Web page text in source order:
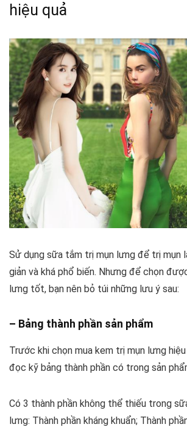
hiệu quả
Sử dụng sữa tắm trị mụn lưng để trị mụn
giản và khá phổ biến. Nhưng để chọn
lưng tốt, bạn nên bỏ túi những lưu ý sau:
– Bảng thành phần sản phẩm
Trước khi chọn mua kem trị mụn lưng hiệu
đọc kỹ bảng thành phần có trong sản
Có 3 thành phần không thể thiếu trong
lưng: Thành phần kháng khuẩn; Thành